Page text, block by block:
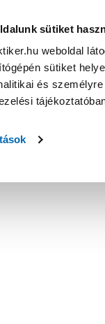
sütiket
weboldal
sütiket
és
KATEGÓRIÁK
Nyereményjáték